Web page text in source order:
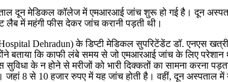
दून मेडिकल कॉलेज में एमआरआई जांच शुरू हो गई है। दून
लैब में महंगी फीस देकर जांच करानी पड़ती थी।
Dehradun) के डिप्टी मेडिकल सुपरिटेंडेंट डॉ. एनएस
बताया कि काफी लंबे समय से जो एमआरआई जांच के लिए परेशान
के न होने से मरीजों को भारी दिक्कतों का सामना करना
8 से 10 हजार रुपए में यह जांच होती है। वहीं, दून अस्पताल में